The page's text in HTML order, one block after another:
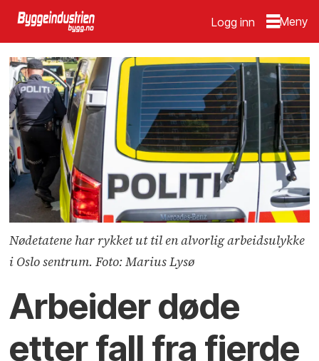
Logg inn
Nødetatene har rykket ut til en alvorlig arbeidsulykke
i Oslo sentrum. Foto: Marius Lysø
Arbeider døde
etter fall fra fjerde